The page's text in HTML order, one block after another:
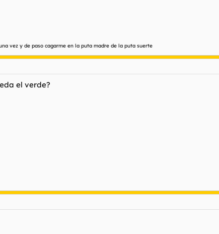
vez y de paso cagarme en la puta madre de la puta suerte
el verde?